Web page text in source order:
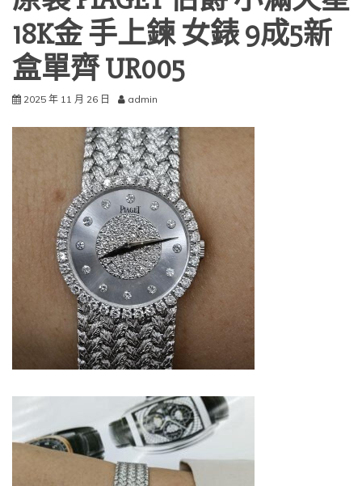
18K金 手上鍊 女錶 9成5新
盒單齊 UR005
2025 年 11 月 26 日 admin